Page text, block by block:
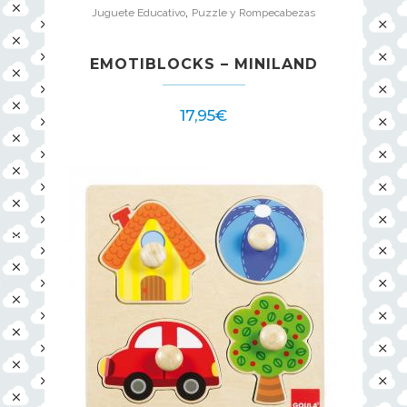
Juguete Educativo Puzzle y Rompecabezas
EMOTIBLOCKS – MINILAND
17,95€